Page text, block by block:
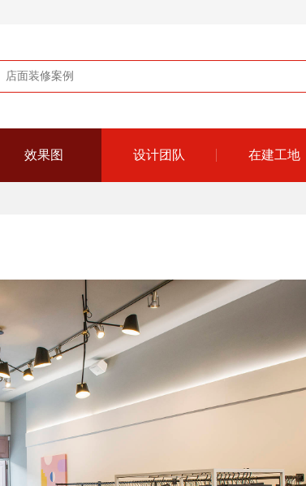
效果图 设计团队 在建工地